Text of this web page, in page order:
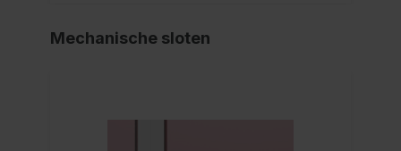
Mechanische sloten